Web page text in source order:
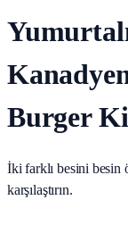
Burger
İki farklı besini besin
karşılaştırın.